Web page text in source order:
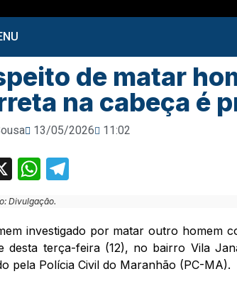
de matar
na cabeça é
13/05/2026 11:02
X WhatsApp
Divulgação.
investigado por matar outro homem
desta terça-feira (12), no bairro Vila
pela Polícia Civil do Maranhão (PC-MA).